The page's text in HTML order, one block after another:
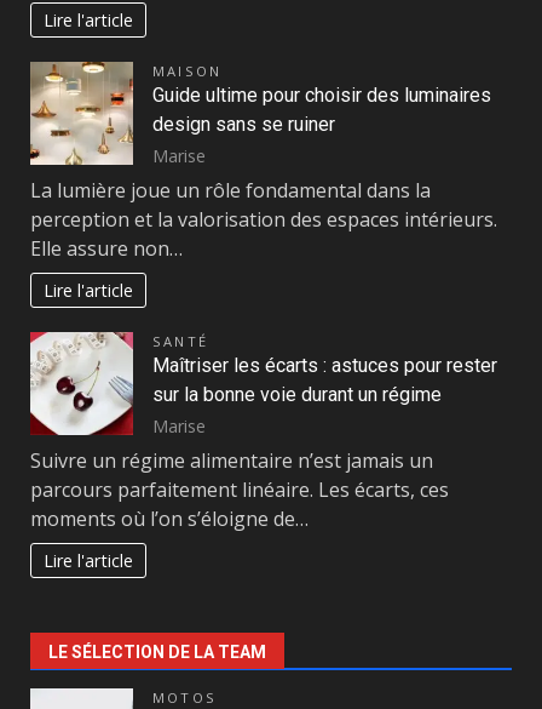
Lire l'article
MAISON
Guide ultime pour choisir des luminaires
design sans se ruiner
Marise
La lumière joue un rôle fondamental dans la
perception et la valorisation des espaces intérieurs.
Elle assure non…
Lire l'article
SANTÉ
Maîtriser les écarts : astuces pour rester
sur la bonne voie durant un régime
Marise
Suivre un régime alimentaire n’est jamais un
parcours parfaitement linéaire. Les écarts, ces
moments où l’on s’éloigne de…
Lire l'article
LE SÉLECTION DE LA TEAM
MOTOS